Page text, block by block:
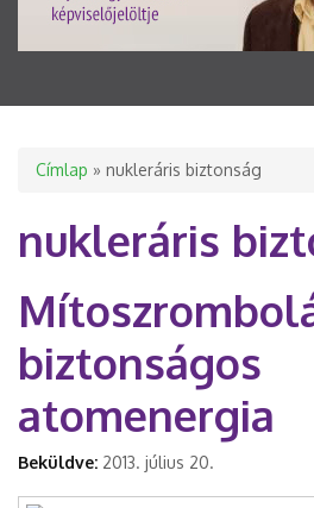
Jelenlegi hely
Címlap » nukleráris biztonság
nukleráris
biztonságos
atomenergia
Beküldve: 2013. július 20.